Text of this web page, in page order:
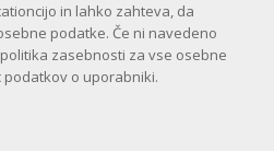
in lahko zahteva, da
podatke. Če ni navedeno
zasebnosti za vse osebne
o uporabniki.